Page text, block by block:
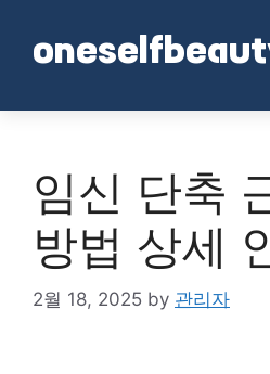
content
임신 단축
방법 상세
2월 18, 2025 by 관리자